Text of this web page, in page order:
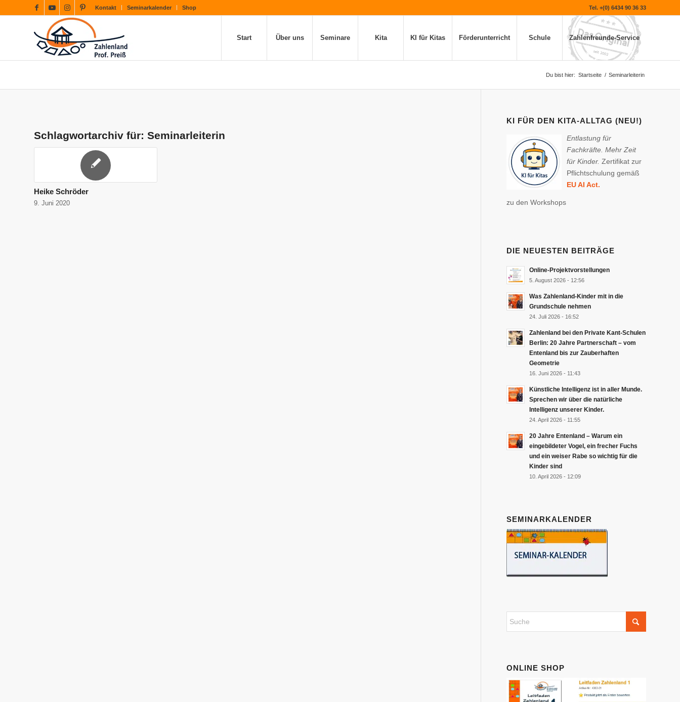
Kontakt Seminarkalender Shop Tel. +(0) 6434 90 36 33
Start Über uns Seminare Kita KI für Kitas Förderunterricht Schule Zahlenfreunde-Service
Du bist hier: Startseite / Seminarleiterin
Schlagwortarchiv für: Seminarleiterin
Heike Schröder
9. Juni 2020
KI FÜR DEN KITA-ALLTAG (NEU!)
Entlastung für
Fachkräfte. Mehr Zeit
für Kinder.Zertifikat zur
Pflichtschulung gemäß
EU AI Act.
zu den Workshops
DIE NEUESTEN BEITRÄGE
Online-Projektvorstellungen
5. August 2026 - 12:56
Was Zahlenland-Kinder mit in die
Grundschule nehmen
24. Juli 2026 - 16:52
Zahlenland bei den Private Kant-Schulen
Berlin: 20 Jahre Partnerschaft – vom
Entenland bis zur Zauberhaften
Geometrie
16. Juni 2026 - 11:43
Künstliche Intelligenz ist in aller Munde.
Sprechen wir über die natürliche
Intelligenz unserer Kinder.
24. April 2026 - 11:55
20 Jahre Entenland – Warum ein
eingebildeter Vogel, ein frecher Fuchs
und ein weiser Rabe so wichtig für die
Kinder sind
10. April 2026 - 12:09
SEMINARKALENDER
ONLINE SHOP